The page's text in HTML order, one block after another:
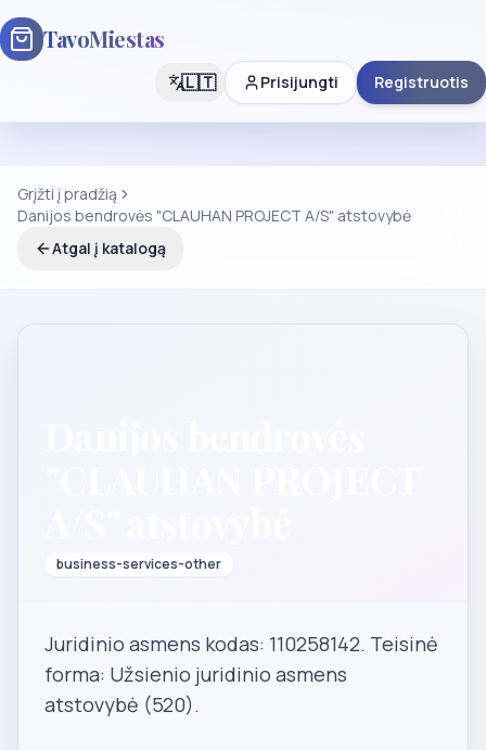
TavoMiestas
🇱🇹 Prisijungti Registruotis
Grįžti į pradžią
Danijos bendrovės "CLAUHAN PROJECT A/S" atstovybė
Atgal į katalogą
business-services-other
Juridinio asmens kodas: 110258142. Teisinė
forma: Užsienio juridinio asmens
atstovybė (520).